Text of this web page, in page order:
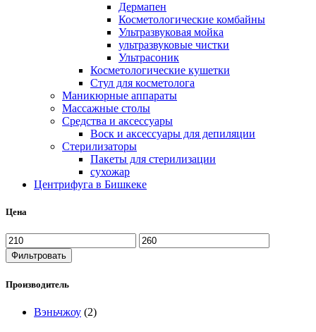
Дермапен
Косметологические комбайны
Ультразвуковая мойка
ультразвуковые чистки
Ультрасоник
Косметологические кушетки
Стул для косметолога
Маникюрные аппараты
Массажные столы
Средства и аксессуары
Воск и аксессуары для депиляции
Стерилизаторы
Пакеты для стерилизации
сухожар
Центрифуга в Бишкеке
Цена
Фильтровать
Производитель
Вэньчжоу (2)